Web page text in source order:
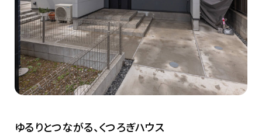
ゆるりとつながる、くつろぎハウス